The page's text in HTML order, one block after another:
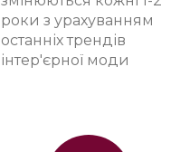
роки з урахуванням
останніх трендів
інтер'єрної моди